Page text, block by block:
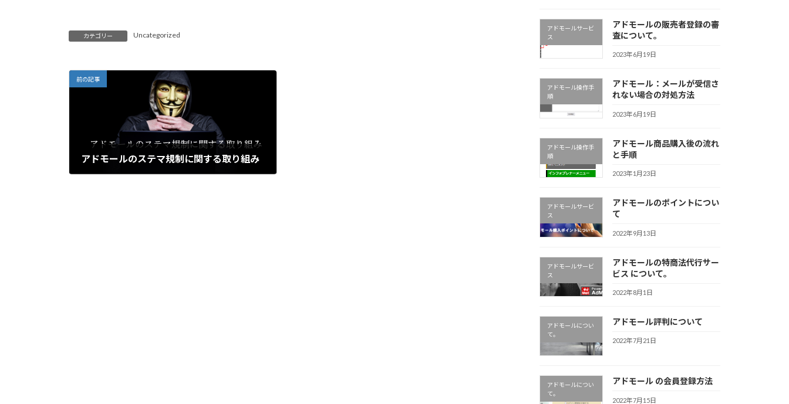
カテゴリー Uncategorized
前の記事
アドモールのステマ規制に関する取り組み
アドモールサービ
ス
アドモールの販売者登録の審
査について。
2023年6月19日
アドモール操作手
順
アドモール：メールが受信さ
れない場合の対処方法
2023年6月19日
アドモール操作手
順
アドモール商品購入後の流れ
と手順
2023年1月23日
アドモールサービ
ス
アドモールのポイントについ
て
2022年9月13日
アドモールサービ
ス
アドモールの特商法代行サー
ビス について。
2022年8月1日
アドモールについ
て。
アドモール評判について
2022年7月21日
アドモールについ
て。
アドモール の会員登録方法
2022年7月15日